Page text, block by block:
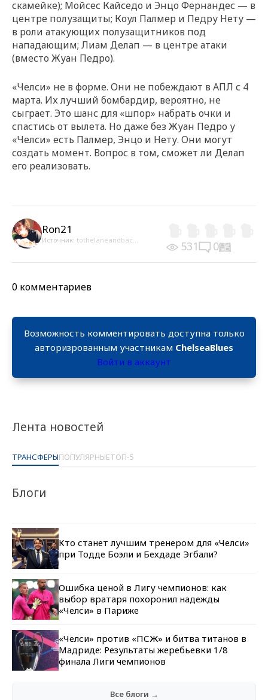
Лента новостей
ТРАНСФЕРЫПОПУЛЯРНЫЕТОП-5
Блоги
Кто станет лучшим тренером для «Челси»
при Тодде Боэли и Бехдаде Эгбали?
Ошибка ценой в Лигу чемпионов: как
выбор вратаря похоронил надежды
«Челси» в Париже
«Челси» против «ПСЖ» и битва титанов в
Мадриде: Результаты жеребьевки 1/8
финала Лиги чемпионов
Все блоги →
скамейке); Мойсес Кайседо и Энцо Фернандес — в
центре полузащиты; Коул Палмер и Педру Нету —
в роли атакующих полузащитников под
нападающим; Лиам Делап — в центре атаки
(вместо Жуан Педро).
«Челси» не в форме. Они не побеждают в АПЛ с 4
марта. Их лучший бомбардир, вероятно, не
сыграет. Это шанс для «шпор» набрать очки и
спастись от вылета. Но даже без Жуан Педро у
«Челси» есть Палмер, Энцо и Нету. Они могут
создать момент. Вопрос в том, сможет ли Делап
его реализовать.
Ron21
Источник: tothelaneandbac... 531 0
0 комментариев
Возможность комментировать доступна только
авторизрованным участникам ChelseaBlues
Войти в аккаунт